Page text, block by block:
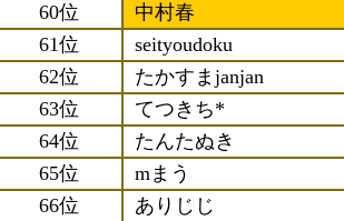
60位
中村春
61位
seityoudoku
62位
たかすまjanjan
63位
てつきち*
64位
たんたぬき
65位
mまう
66位
ありじじ